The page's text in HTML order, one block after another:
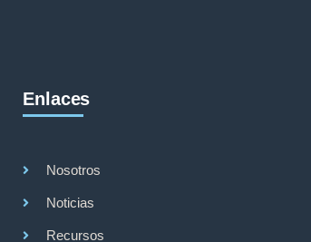
Enlaces
Nosotros
Noticias
Recursos